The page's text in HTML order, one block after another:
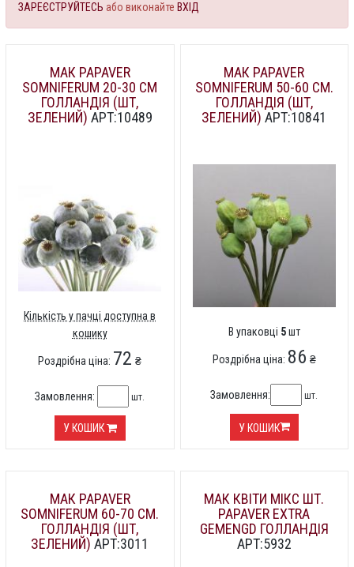
ЗАРЕЄСТРУЙТЕСЬ або виконайте ВХІД
МАК PAPAVER
SOMNIFERUM 20-30 СМ
ГОЛЛАНДІЯ (ШТ,
ЗЕЛЕНИЙ) АРТ:10489
Кількість у пачці доступна в
кошику
Роздрібна ціна: 72 ₴
Замовлення: шт.
У КОШИК
МАК PAPAVER
SOMNIFERUM 50-60 СМ.
ГОЛЛАНДІЯ (ШТ,
ЗЕЛЕНИЙ) АРТ:10841
В упаковці 5шт
Роздрібна ціна: 86 ₴
Замовлення: шт.
У КОШИК
МАК PAPAVER
SOMNIFERUM 60-70 СМ.
ГОЛЛАНДІЯ (ШТ,
ЗЕЛЕНИЙ) АРТ:3011
МАК КВІТИ МІКС ШТ.
PAPAVER EXTRA
GEMENGD ГОЛЛАНДІЯ
АРТ:5932